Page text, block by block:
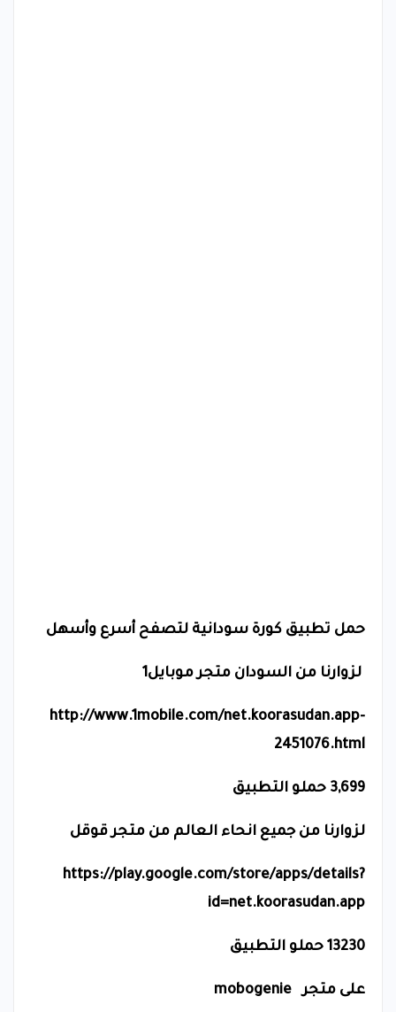
حمل تطبيق كورة سودانية لتصفح أسرع وأسهل
لزوارنا من السودان متجر موبايل1
http://www.1mobile.com/net.koorasudan.app-
2451076.html
3,699 حملو التطبيق
لزوارنا من جميع انحاء العالم من متجر قوقل
https://play.google.com/store/apps/details?
id=net.koorasudan.app
13230 حملو التطبيق
على متجرmobogenie